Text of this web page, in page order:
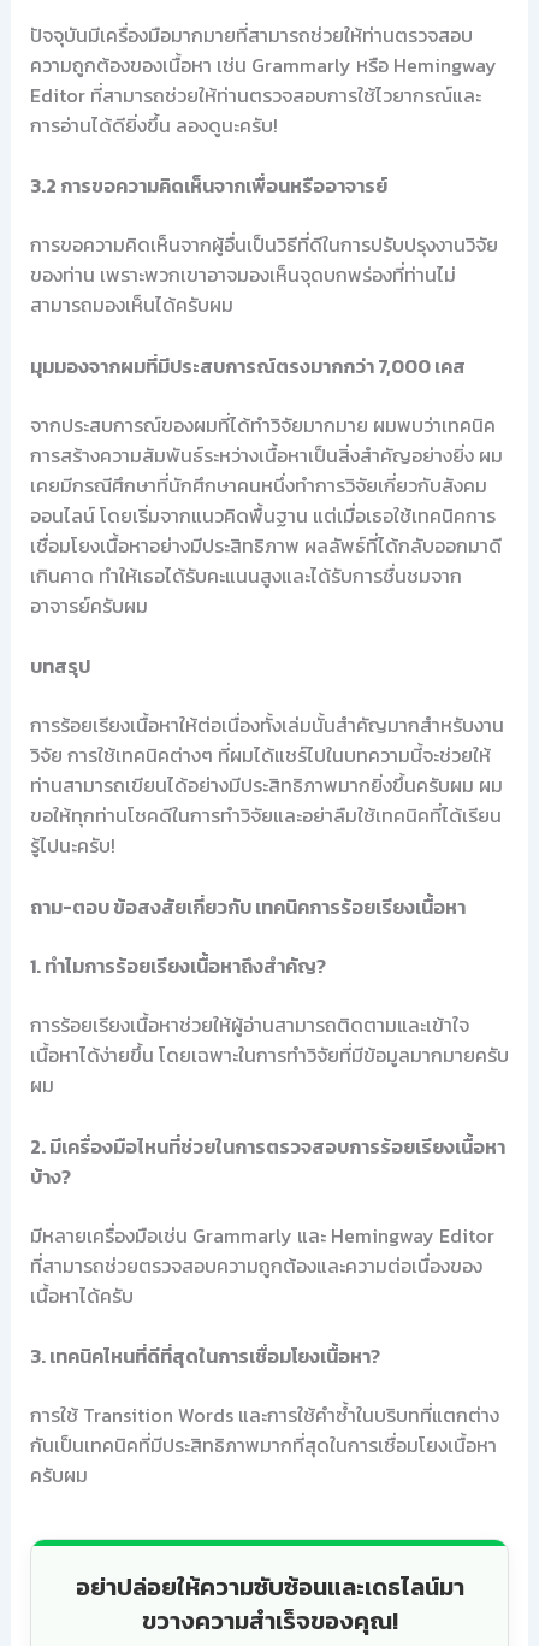
ปัจจุบันมีเครื่องมือมากมายที่สามารถช่วยให้ท่านตรวจสอบ
ความถูกต้องของเนื้อหา เช่น Grammarly หรือ Hemingway
Editor ที่สามารถช่วยให้ท่านตรวจสอบการใช้ไวยากรณ์และ
การอ่านได้ดียิ่งขึ้น ลองดูนะครับ!
3.2 การขอความคิดเห็นจากเพื่อนหรืออาจารย์
การขอความคิดเห็นจากผู้อื่นเป็นวิธีที่ดีในการปรับปรุงงานวิจัย
ของท่าน เพราะพวกเขาอาจมองเห็นจุดบกพร่องที่ท่านไม่
สามารถมองเห็นได้ครับผม
มุมมองจากผมที่มีประสบการณ์ตรงมากกว่า 7,000 เคส
จากประสบการณ์ของผมที่ได้ทำวิจัยมากมาย ผมพบว่าเทคนิค
การสร้างความสัมพันธ์ระหว่างเนื้อหาเป็นสิ่งสำคัญอย่างยิ่ง ผม
เคยมีกรณีศึกษาที่นักศึกษาคนหนึ่งทำการวิจัยเกี่ยวกับสังคม
ออนไลน์ โดยเริ่มจากแนวคิดพื้นฐาน แต่เมื่อเธอใช้เทคนิคการ
เชื่อมโยงเนื้อหาอย่างมีประสิทธิภาพ ผลลัพธ์ที่ได้กลับออกมาดี
เกินคาด ทำให้เธอได้รับคะแนนสูงและได้รับการชื่นชมจาก
อาจารย์ครับผม
บทสรุป
การร้อยเรียงเนื้อหาให้ต่อเนื่องทั้งเล่มนั้นสำคัญมากสำหรับงาน
วิจัย การใช้เทคนิคต่างๆ ที่ผมได้แชร์ไปในบทความนี้จะช่วยให้
ท่านสามารถเขียนได้อย่างมีประสิทธิภาพมากยิ่งขึ้นครับผม ผม
ขอให้ทุกท่านโชคดีในการทำวิจัยและอย่าลืมใช้เทคนิคที่ได้เรียน
รู้ไปนะครับ!
ถาม-ตอบ ข้อสงสัยเกี่ยวกับ เทคนิคการร้อยเรียงเนื้อหา
1. ทำไมการร้อยเรียงเนื้อหาถึงสำคัญ?
การร้อยเรียงเนื้อหาช่วยให้ผู้อ่านสามารถติดตามและเข้าใจ
เนื้อหาได้ง่ายขึ้น โดยเฉพาะในการทำวิจัยที่มีข้อมูลมากมายครับ
ผม
2. มีเครื่องมือไหนที่ช่วยในการตรวจสอบการร้อยเรียงเนื้อหา
บ้าง?
มีหลายเครื่องมือเช่น Grammarly และ Hemingway Editor
ที่สามารถช่วยตรวจสอบความถูกต้องและความต่อเนื่องของ
เนื้อหาได้ครับ
3. เทคนิคไหนที่ดีที่สุดในการเชื่อมโยงเนื้อหา?
การใช้ Transition Words และการใช้คำซ้ำในบริบทที่แตกต่าง
กันเป็นเทคนิคที่มีประสิทธิภาพมากที่สุดในการเชื่อมโยงเนื้อหา
ครับผม
อย่าปล่อยให้ความซับซ้อนและเดธไลน์มา
ขวางความสำเร็จของคุณ!